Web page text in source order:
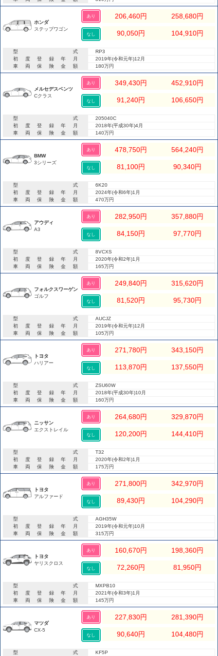
ホンダ
ステップワゴン
あり 206,460円 258,680円
なし 90,050円 104,910円
型式
RP3
初度登録年月
2019年(令和元年)12月
車両保険金額
180万円
メルセデスベンツ
Cクラス
あり 349,430円 452,910円
なし 91,240円 106,650円
型式
205040C
初度登録年月
2018年(平成30年)4月
車両保険金額
140万円
BMW
3シリーズ
あり 478,750円 564,240円
なし 81,100円 90,340円
型式
6K20
初度登録年月
2024年(令和6年)1月
車両保険金額
470万円
アウディ
A3
あり 282,950円 357,880円
なし 84,150円 97,770円
型式
8VCXS
初度登録年月
2020年(令和2年)1月
車両保険金額
165万円
フォルクスワーゲン
ゴルフ
あり 249,840円 315,620円
なし 81,520円 95,730円
型式
AUCJZ
初度登録年月
2019年(令和元年)12月
車両保険金額
105万円
トヨタ
ハリアー
あり 271,780円 343,150円
なし 113,870円 137,550円
型式
ZSU60W
初度登録年月
2018年(平成30年)10月
車両保険金額
160万円
ニッサン
エクストレイル
あり 264,680円 329,870円
なし 120,200円 144,410円
型式
T32
初度登録年月
2020年(令和2年)1月
車両保険金額
175万円
トヨタ
アルファード
あり 271,800円 342,970円
なし 89,430円 104,290円
型式
AGH35W
初度登録年月
2019年(令和元年)10月
車両保険金額
315万円
トヨタ
ヤリスクロス
あり 160,670円 198,360円
なし 72,260円 81,950円
型式
MXPB10
初度登録年月
2021年(令和3年)1月
車両保険金額
145万円
マツダ
CX-5
あり 227,830円 281,390円
なし 90,640円 104,480円
型式
KF5P